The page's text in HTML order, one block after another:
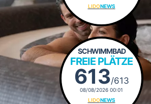
LIDONEWS
SCHWIMMBAD
FREIE PLÄTZE
613/613
08/08/2026 00:01
LIDONEWS